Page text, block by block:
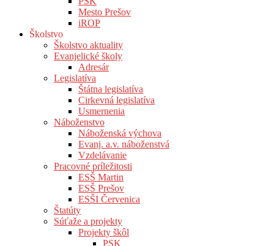
Mesto Prešov
iROP
Školstvo
Školstvo aktuality
Evanjelické školy
Adresár
Legislatíva
Štátna legislatíva
Cirkevná legislatíva
Usmernenia
Náboženstvo
Náboženská výchova
Evanj. a.v. náboženstvá
Vzdelávanie
Pracovné príležitosti
ESŠ Martin
ESŠ Prešov
ESŠI Červenica
Štatúty
Súťaže a projekty
Projekty škôl
PSK